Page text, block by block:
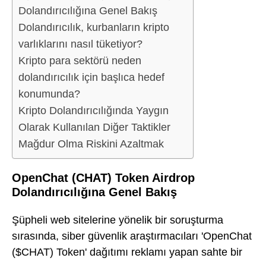
Dolandırıcılığına Genel Bakış
Dolandırıcılık, kurbanların kripto
varlıklarını nasıl tüketiyor?
Kripto para sektörü neden
dolandırıcılık için başlıca hedef
konumunda?
Kripto Dolandırıcılığında Yaygın
Olarak Kullanılan Diğer Taktikler
Mağdur Olma Riskini Azaltmak
OpenChat (CHAT) Token Airdrop
Dolandırıcılığına Genel Bakış
Şüpheli web sitelerine yönelik bir soruşturma
sırasında, siber güvenlik araştırmacıları 'OpenChat
($CHAT) Token' dağıtımı reklamı yapan sahte bir